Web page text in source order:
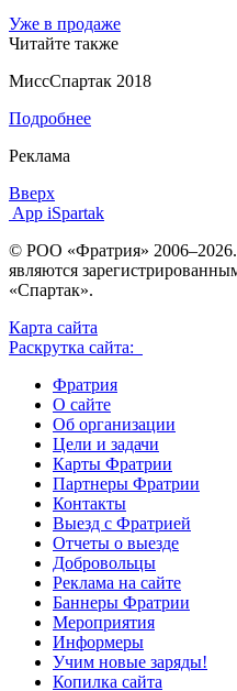
Уже в продаже
Читайте также
МиссСпартак 2018
Подробнее
Реклама
Вверх
App iSpartak
© РОО «Фратрия»
являются
«Спартак».
Карта сайта
Раскрутка сайта:
Фратрия
О сайте
Об организации
Цели и задачи
Карты Фратрии
Партнеры Фратрии
Контакты
Выезд с Фратрией
Отчеты о выезде
Добровольцы
Реклама на сайте
Баннеры Фратрии
Мероприятия
Информеры
Учим новые заряды!
Копилка сайта